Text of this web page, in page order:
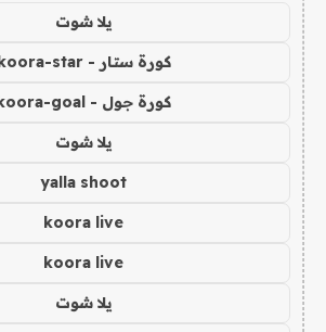
يلا شوت
كورة ستار - koora-star
كورة جول - koora-goal
يلا شوت
yalla shoot
koora live
koora live
يلا شوت